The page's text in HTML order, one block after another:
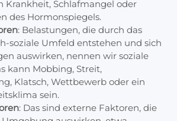
Krankheit, Schlafmangel oder
des Hormonspiegels.
: Belastungen, die durch das
soziale Umfeld entstehen und sich
auswirken, nennen wir soziale
kann Mobbing, Streit,
Klatsch, Wettbewerb oder ein
sein.
: Das sind externe Faktoren, die